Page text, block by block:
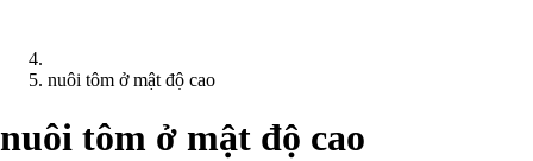
nuôi tôm ở mật độ cao
nuôi tôm ở mật độ cao